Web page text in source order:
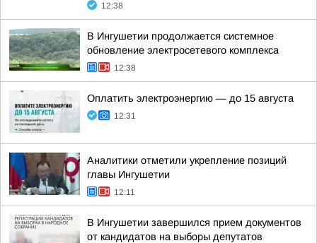
12:38
В Ингушетии продолжается системное
обновление электросетевого комплекса
12:38
Оплатить электроэнергию — до 15 августа
12:31
Аналитики отметили укрепление позиций
главы Ингушетии
12:11
В Ингушетии завершился прием документов
от кандидатов на выборы депутатов